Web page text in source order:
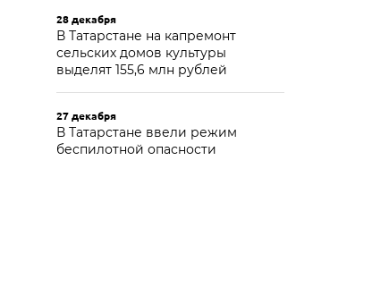
28 декабря
В Татарстане на капремонт
сельских домов культуры
выделят 155,6 млн рублей
27 декабря
В Татарстане ввели режим
беспилотной опасности